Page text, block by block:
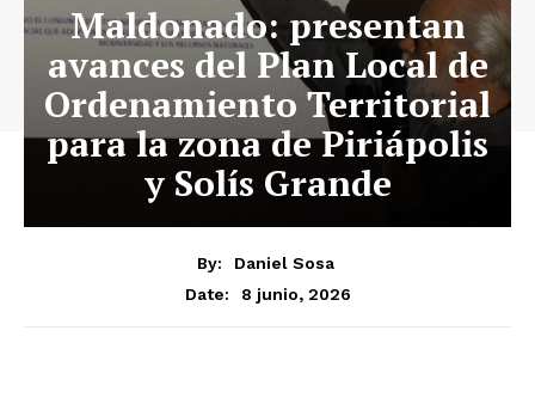
Maldonado: presentan
avances del Plan Local de
Ordenamiento Territorial
para la zona de Piriápolis
y Solís Grande
By:
Daniel Sosa
Date:
8 junio, 2026